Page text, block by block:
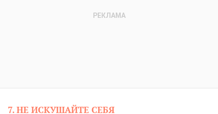
7. НЕ ИСКУШАЙТЕ СЕБЯ